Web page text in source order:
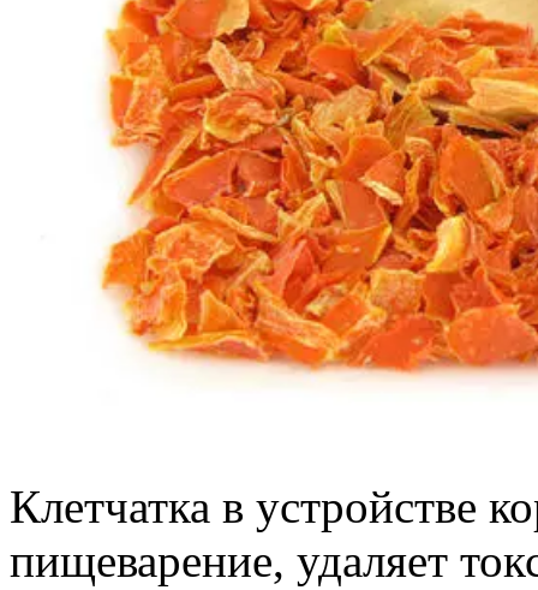
Клетчатка в устройстве
пищеварение, удаляет